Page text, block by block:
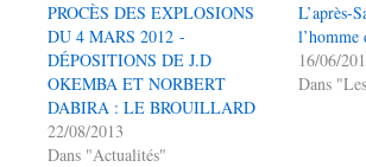
PROCÈS DES EXPLOSIONS
DU 4 MARS 2012 -
DÉPOSITIONS DE J.D
OKEMBA ET NORBERT
DABIRA : LE BROUILLARD
22/08/2013
Dans "Actualités"
L’après-
l’homme
16/06/
Dans